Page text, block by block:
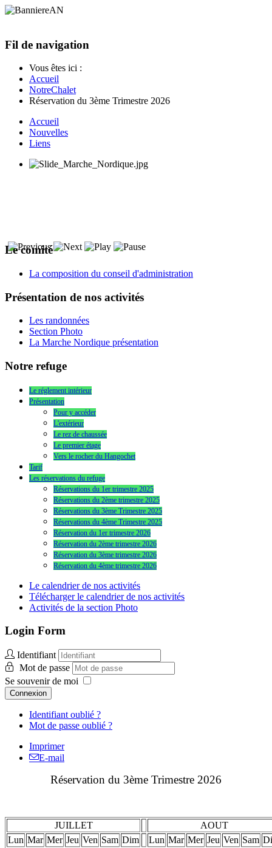
Fil de navigation
Vous êtes ici :
Accueil
NotreChalet
Réservation du 3ème Trimestre 2026
Accueil
Nouvelles
Liens
Le comité
La composition du conseil d'administration
Présentation de nos activités
Les randonnées
Section Photo
La Marche Nordique présentation
Notre refuge
Le réglement intérieur
Présentation
Pour y accéder
L'extérieur
Le rez de chaussée
Le premier étage
Vers le rocher du Hangochet
Tarif
Les réservations du refuge
Réservations du 1er trimestre 2025
Réservations du 2ème trimestre 2025
Réservations du 3ème Trimestre 2025
Réservations du 4ème Trimestre 2025
Réservation du 1er trimestre 2026
Réservation du 2ème trimestre 2026
Réservation du 3ème trimestre 2026
Réservation du 4ème trimestre 2026
Le calendrier de nos activités
Télécharger le calendrier de nos activités
Activités de la section Photo
Login Form
Identifiant
Mot de passe
Se souvenir de moi
Connexion
Identifiant oublié ?
Mot de passe oublié ?
Imprimer
E-mail
Réservation du 3ème Trimestre 2026
JUILLET
AOUT
Lun Mar Mer Jeu Ven Sam Dim Lun Mar Mer Jeu Ven Sam